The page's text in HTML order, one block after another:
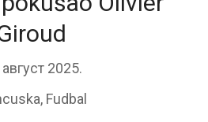
2025.
, Fudbal